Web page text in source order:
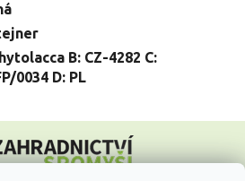
B: CZ-4282 C:
0034 D: PL